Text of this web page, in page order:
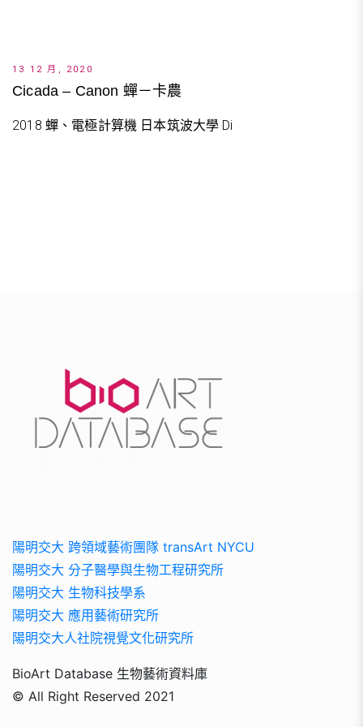
13 12 月, 2020
Cicada – Canon 蟬－卡農
2018 蟬、電極計算機 日本筑波大學 Di
陽明交大 跨領域藝術團隊 transArt NYCU
陽明交大 分子醫學與生物工程研究所
陽明交大 生物科技學系
陽明交大 應用藝術研究所
陽明交大人社院視覺文化研究所
BioArt Database 生物藝術資料庫
© All Right Reserved 2021